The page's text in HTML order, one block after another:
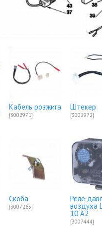
Кабель розжига
[3002971]
Штекер
[3002972]
Скоба
[3007265]
Реле
воздуха
10 A2
[3007444]